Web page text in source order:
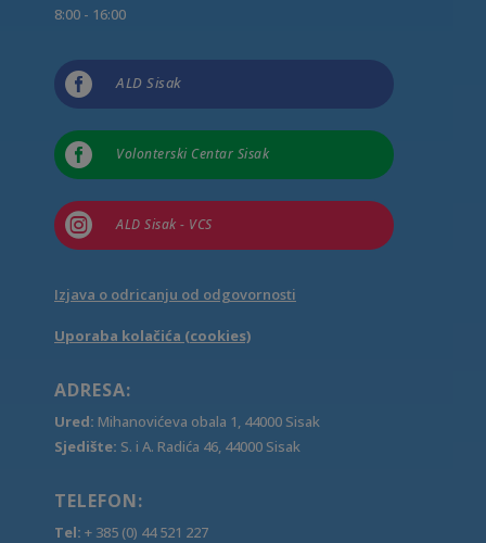
8:00 - 16:00
 ALD Sisak
 Volonterski Centar Sisak
 ALD Sisak - VCS
Izjava o odricanju od odgovornosti
Uporaba kolačića (cookies)
ADRESA:
Ured: Mihanovićeva obala 1, 44000 Sisak
Sjedište: S. i A. Radića 46, 44000 Sisak
TELEFON:
Tel: + 385 (0) 44 521 227